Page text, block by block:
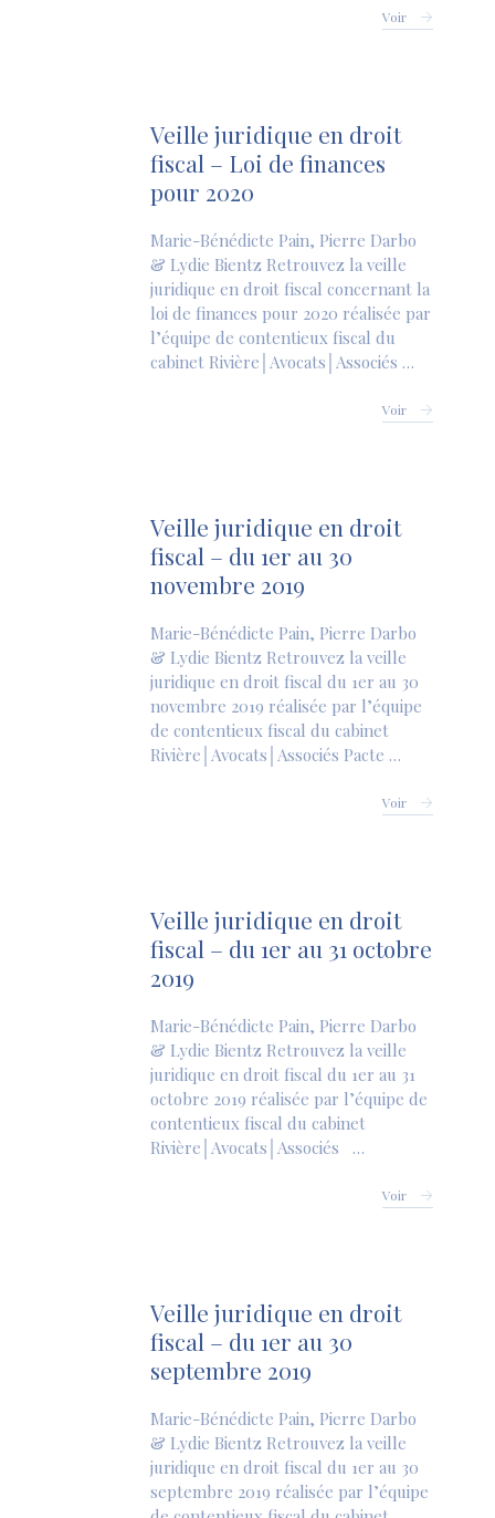
Voir
Veille juridique en droit
fiscal – Loi de finances
pour 2020
Marie-Bénédicte Pain, Pierre Darbo
& Lydie Bientz Retrouvez la veille
juridique en droit fiscal concernant la
loi de finances pour 2020 réalisée par
l’équipe de contentieux fiscal du
cabinet Rivière│Avocats│Associés …
Voir
Veille juridique en droit
fiscal – du 1er au 30
novembre 2019
Marie-Bénédicte Pain, Pierre Darbo
& Lydie Bientz Retrouvez la veille
juridique en droit fiscal du 1er au 30
novembre 2019 réalisée par l’équipe
de contentieux fiscal du cabinet
Rivière│Avocats│Associés Pacte …
Voir
Veille juridique en droit
fiscal – du 1er au 31 octobre
2019
Marie-Bénédicte Pain, Pierre Darbo
& Lydie Bientz Retrouvez la veille
juridique en droit fiscal du 1er au 31
octobre 2019 réalisée par l’équipe de
contentieux fiscal du cabinet
Rivière│Avocats│Associés …
Voir
Veille juridique en droit
fiscal – du 1er au 30
septembre 2019
Marie-Bénédicte Pain, Pierre Darbo
& Lydie Bientz Retrouvez la veille
juridique en droit fiscal du 1er au 30
septembre 2019 réalisée par l’équipe